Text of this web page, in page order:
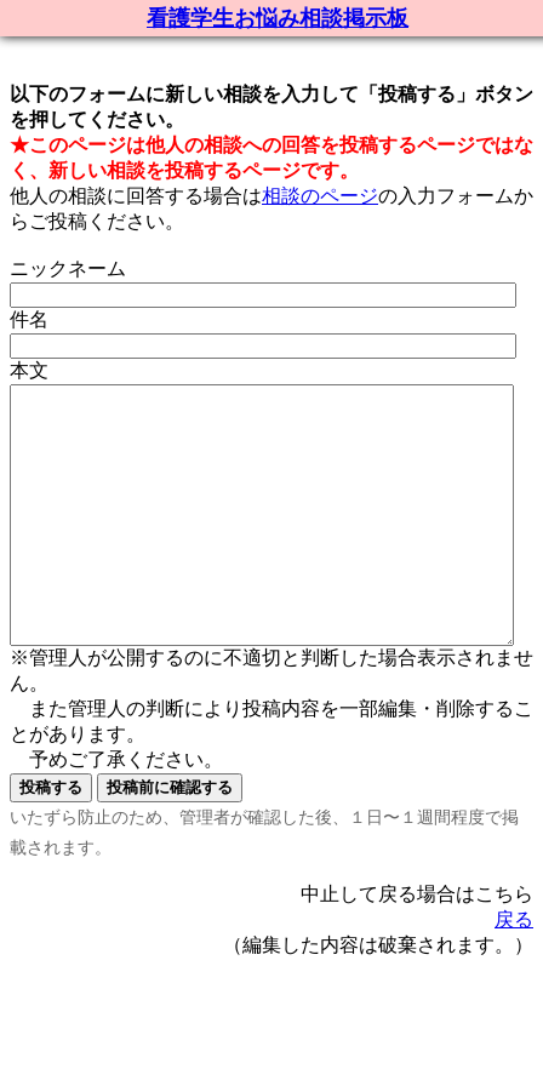
看護学生お悩み相談掲示板
以下のフォームに新しい相談を入力して「投稿する」ボタン
を押してください。
★このページは他人の相談への回答を投稿するページではな
く、新しい相談を投稿するページです。
他人の相談に回答する場合は相談のページの入力フォームか
らご投稿ください。
ニックネーム
件名
本文
※管理人が公開するのに不適切と判断した場合表示されませ
ん。
また管理人の判断により投稿内容を一部編集・削除するこ
とがあります。
予めご了承ください。
いたずら防止のため、管理者が確認した後、１日〜１週間程度で掲
載されます。
中止して戻る場合はこちら
戻る
（編集した内容は破棄されます。）